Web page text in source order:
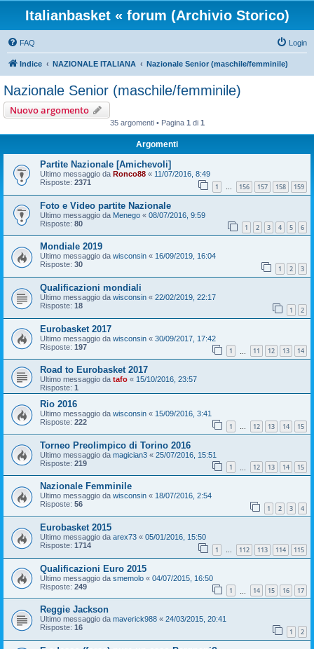
Italianbasket « forum (Archivio Storico)
FAQ Login
Indice NAZIONALE ITALIANA Nazionale Senior (maschile/femminile)
Nazionale Senior (maschile/femminile)
Nuovo argomento
35 argomenti • Pagina 1 di 1
Argomenti
Partite Nazionale [Amichevoli]
Ultimo messaggio da Ronco88 « 11/07/2016, 8:49
Risposte: 2371 1 … 156 157 158 159
Foto e Video partite Nazionale
Ultimo messaggio da Menego « 08/07/2016, 9:59
Risposte: 80 1 2 3 4 5 6
Mondiale 2019
Ultimo messaggio da wisconsin « 16/09/2019, 16:04
Risposte: 30 1 2 3
Qualificazioni mondiali
Ultimo messaggio da wisconsin « 22/02/2019, 22:17
Risposte: 18 1 2
Eurobasket 2017
Ultimo messaggio da wisconsin « 30/09/2017, 17:42
Risposte: 197 1 11 12 13 14
Road to Eurobasket 2017
Ultimo messaggio da tafo « 15/10/2016, 23:57
Risposte: 1
Rio 2016
Ultimo messaggio da wisconsin « 15/09/2016, 3:41
Risposte: 222 1 … 12 13 14 15
Torneo Preolimpico di Torino 2016
Ultimo messaggio da magician3 « 25/07/2016, 15:51
Risposte: 219 1 12 13 14 15
Nazionale Femminile
Ultimo messaggio da wisconsin « 18/07/2016, 2:54
Risposte: 56 1 2 3 4
Eurobasket 2015
Ultimo messaggio da arex73 « 05/01/2016, 15:50
Risposte: 1714 1 … 112 113 114 115
Qualificazioni Euro 2015
Ultimo messaggio da smemolo « 04/07/2015, 16:50
Risposte: 249 1 14 15 16 17
Reggie Jackson
Ultimo messaggio da maverick988 « 24/03/2015, 20:41
Risposte: 16 1 2